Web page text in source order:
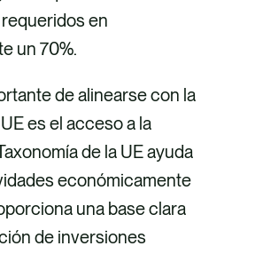
en
un 70%.
de alinearse con la
es el acceso a la
de la UE ayuda
económicamente
una base clara
de inversiones